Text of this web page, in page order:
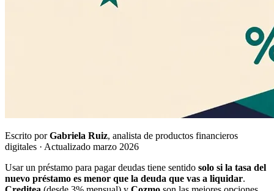
Escrito porGabriela Ruiz, analista de productos financieros
digitales · Actualizado marzo 2026
Usar un préstamo para pagar deudas tiene sentido solo si la tasa del
nuevo préstamo es menor que la deuda que vas a liquidar.